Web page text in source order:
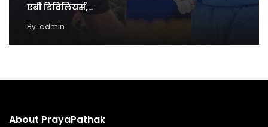
एबी डिविलियर्स,…
By admin
About PrayaPathak